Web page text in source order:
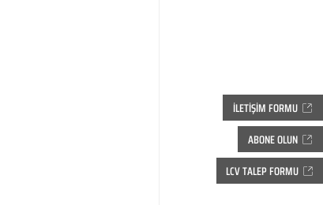
ABONE OLUN
LCV TALEP FORMU
İLETİŞİM FORMU